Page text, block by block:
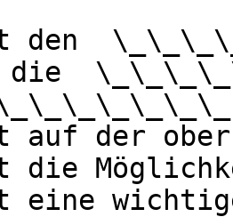
den
die
auf der
die
eine